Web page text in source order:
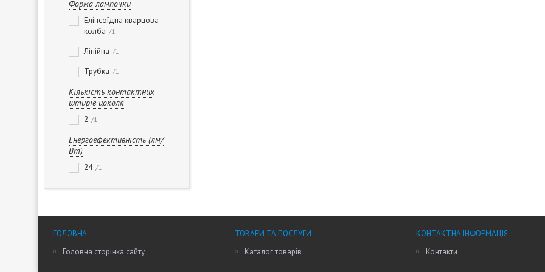
Форма лампочки
Еліпсоїдна кварцова
колба
1
Лінійна 1
Трубка 1
Кількість контактних
штирів цоколя
2 1
Енергоефективність (лм/
Вт)
24 1
ГОЛОВНА
Головна сторінка сайту
ТОВАРИ ТА ПОСЛУГИ
Каталог товарів
КОНТАКТНА ІНФОРМАЦІЯ
Контакти